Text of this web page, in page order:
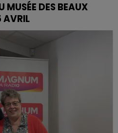
MUSÉE DES BEAUX
AVRIL
le mardi 15 avril de 13
des Beaux Arts de Nancy,
du sang Grand Est.